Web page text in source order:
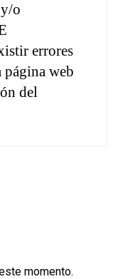
o
errores
página web
del
momento.